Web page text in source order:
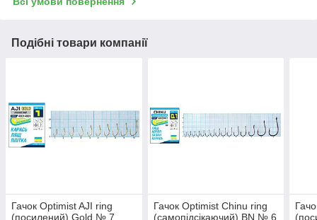
Подібні товари компанії
Гачок Optimist AJI ring
(посилений) Gold № 7
Гачок Optimist Chinu ring
(самопідсікаючий) BN № 6